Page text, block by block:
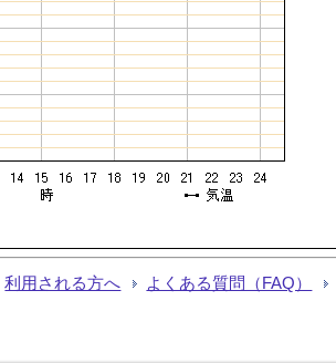
利用される方へ よくある質問（FAQ）